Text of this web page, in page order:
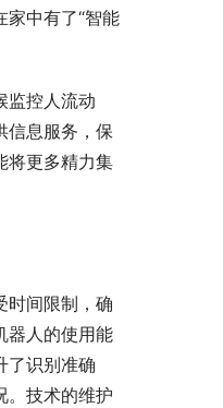
中有了“智能
监控人流动
信息服务，保
将更多精力集
时间限制，确
器人的使用能
了识别准确
。技术的维护